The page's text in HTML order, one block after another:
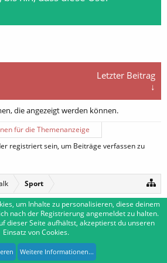
Letzter Beitrag
↓
die angezeigt werden können.
für die Themenanzeige
registriert sein, um Beiträge verfassen zu
Sport
Kontakt
Nutzungsbedingungen
|Media embeds by s9e-Deutsch von xenDach
style by Pixel Exit
um Inhalte zu personalisieren, diese deinem
nach der Registrierung angemeldet zu halten.
dieser Seite aufhältst, akzeptierst du unseren
Einsatz von Cookies.
Weitere Informationen...